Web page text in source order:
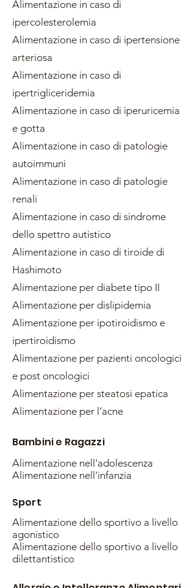
Alimentazione in caso di
ipercolesterolemia
Alimentazione in caso di ipertensione
arteriosa
Alimentazione in caso di
ipertrigliceridemia
Alimentazione in caso di iperuricemia
e gotta
Alimentazione in caso di patologie
autoimmuni
Alimentazione in caso di patologie
renali
Alimentazione in caso di sindrome
dello spettro autistico
Alimentazione in caso di tiroide di
Hashimoto
Alimentazione per diabete tipo II
Alimentazione per dislipidemia
Alimentazione per ipotiroidismo e
ipertiroidismo
Alimentazione per pazienti oncologici
e post oncologici
Alimentazione per steatosi epatica
Alimentazione per l’acne
Bambini e Ragazzi
Alimentazione nell'adolescenza
Alimentazione nell'infanzia
Sport
Alimentazione dello sportivo a livello
agonistico
Alimentazione dello sportivo a livello
dilettantistico